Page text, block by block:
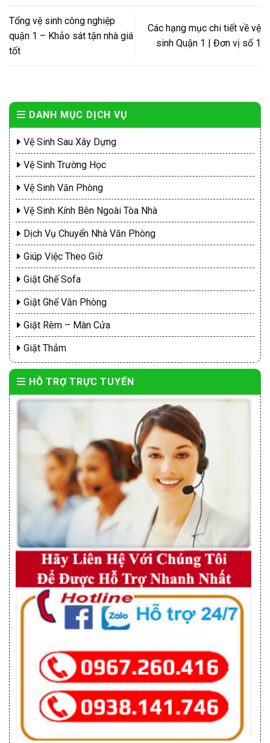
Tổng vệ sinh công nghiệp
quận 1 – Khảo sát tận nhà giá
tốt
Các hạng mục chi tiết về vệ
sinh Quận 1 | Đơn vị số 1
DANH MỤC DỊCH VỤ
Vệ Sinh Sau Xây Dựng
Vệ Sinh Trường Học
Vệ Sinh Văn Phòng
Vệ Sinh Kính Bên Ngoài Tòa Nhà
Dịch Vụ Chuyển Nhà Văn Phòng
Giúp Việc Theo Giờ
Giặt Ghế Sofa
Giặt Ghế Văn Phòng
Giặt Rèm – Màn Cửa
Giặt Thảm
HỖ TRỢ TRỰC TUYẾN